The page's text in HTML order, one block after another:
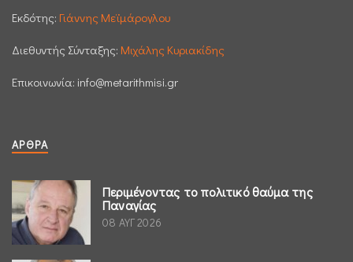
Εκδότης: Γιάννης Μεϊμάρογλου
Διεθυντής Σύνταξης: Μιχάλης Κυριακίδης
Επικοινωνία: info@metarithmisi.gr
ΆΡΘΡΑ
Περιμένοντας το πολιτικό θαύμα της
Παναγίας
08 ΑΥΓ 2026